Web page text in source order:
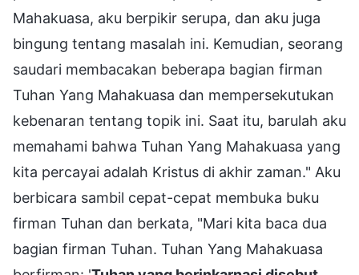
Mahakuasa, aku berpikir serupa, dan aku juga
bingung tentang masalah ini. Kemudian, seorang
saudari membacakan beberapa bagian firman
Tuhan Yang Mahakuasa dan mempersekutukan
kebenaran tentang topik ini. Saat itu, barulah aku
memahami bahwa Tuhan Yang Mahakuasa yang
kita percayai adalah Kristus di akhir zaman." Aku
berbicara sambil cepat-cepat membuka buku
firman Tuhan dan berkata, "Mari kita baca dua
bagian firman Tuhan. Tuhan Yang Mahakuasa